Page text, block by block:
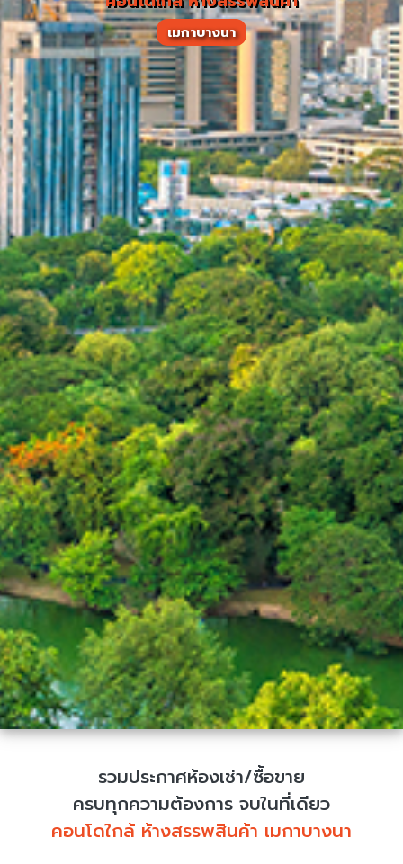
เมกาบางนา
รวมประกาศห้องเช่า/ซื้อขาย
ครบทุกความต้องการ จบในที่เดียว
คอนโดใกล้ ห้างสรรพสินค้า เมกาบางนา